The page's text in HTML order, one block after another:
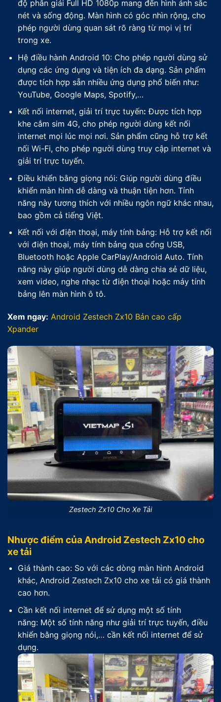
độ phân giải Full HD 1080p mang đến hình ảnh sắc
nét và sống động. Màn hình có góc nhìn rộng, cho
phép người dùng quan sát rõ ràng từ mọi vị trí
trong xe.
Hệ điều hành Android 10: Cho phép người dùng sử
dụng các ứng dụng và tiện ích đa dạng. Sản phẩm
được tích hợp sẵn nhiều ứng dụng phổ biến như:
YouTube, Google Maps, Spotify,…
Kết nối internet, giải trí trực tuyến: Được tích hợp
khe cắm sim 4G, cho phép người dùng kết nối
internet mọi lúc mọi nơi. Sản phẩm cũng hỗ trợ kết
nối Wi-Fi, cho phép người dùng truy cập internet và
giải trí trực tuyến.
Điều khiển bằng giọng nói: Giúp người dùng điều
khiển màn hình dễ dàng và thuận tiện hơn. Tính
năng này tương thích với nhiều ngôn ngữ khác nhau,
bao gồm cả tiếng Việt.
Kết nối với điện thoại, máy tính bảng: Hỗ trợ kết nối
với điện thoại, máy tính bảng qua cổng USB,
Bluetooth hoặc Apple CarPlay/Android Auto. Tính
năng này giúp người dùng dễ dàng chia sẻ dữ liệu,
xem video, nghe nhạc từ điện thoại hoặc máy tính
bảng lên màn hình ô tô.
Xem ngay: Android Zestech Zx10 Bản cao cấp
Xpander
Zestech Zx10 Cho Xe Tải
Nhược điểm của Android Zestech Zx10 cho
xe tải
Giá thành cao: So với các dòng màn hình Android
khác, Android Zestech Zx10 cho xe tải có giá thành
cao hơn.
Cần kết nối internet để sử dụng một số tính
năng: Một số tính năng như giải trí trực tuyến, điều
khiển bằng giọng nói,… cần kết nối internet để sử
dụng.